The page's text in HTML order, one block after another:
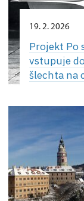
19. 2. 2026
Projekt Po
vstupuje
šlechta na